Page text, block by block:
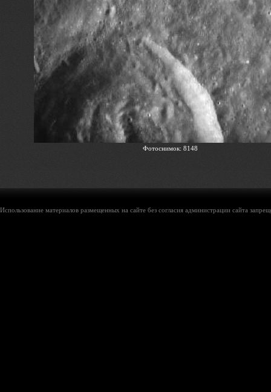
Фотоснимок: 8148
Использование материалов размещенных на сайте без согласия администрации сайта